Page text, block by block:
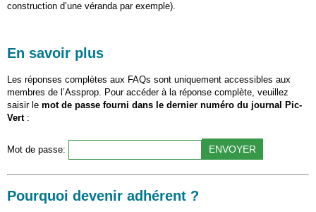
construction d’une véranda par exemple).
En savoir plus
Les réponses complètes aux FAQs sont uniquement accessibles aux
membres de l’Assprop. Pour accéder à la réponse complète, veuillez
saisir le mot de passe fourni dans le dernier numéro du journal Pic-
Vert:
Mot de passe:
Pourquoi devenir adhérent ?